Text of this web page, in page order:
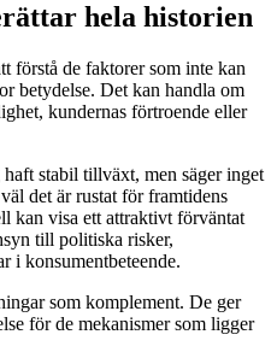
hela historien
förstå de faktorer som inte kan
betydelse. Det kan handla om
kundernas förtroende eller
stabil tillväxt, men säger inget
det är rustat för framtidens
kan visa ett attraktivt förväntat
till politiska risker,
i konsumentbeteende.
som komplement. De ger
för de mekanismer som ligger